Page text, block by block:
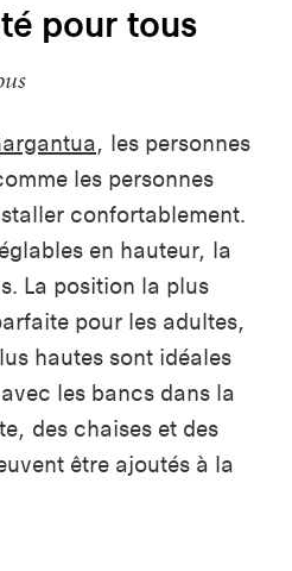
pour tous
, les personnes
les personnes
confortablement.
en hauteur, la
La position la plus
pour les adultes,
hautes sont idéales
les bancs dans la
des chaises et des
être ajoutés à la